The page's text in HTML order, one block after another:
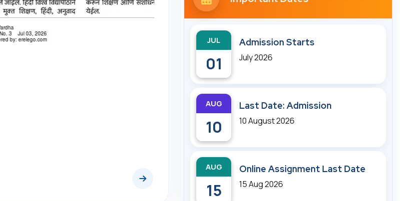
JUL
01
Admission Starts
July 2026
AUG
10
Last Date: Admission
10 August 2026
AUG
15
Online Assignment Last Date
15 Aug 2026